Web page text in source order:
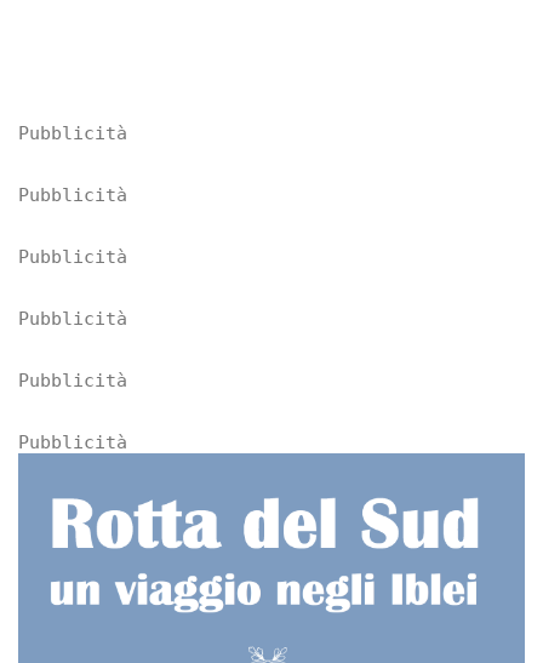
Pubblicità
Pubblicità
Pubblicità
Pubblicità
Pubblicità
Pubblicità